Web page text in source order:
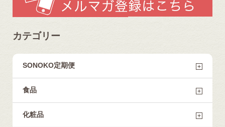
カテゴリー
SONOKO定期便
食品
化粧品